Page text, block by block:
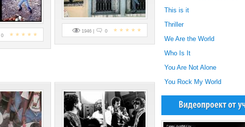
0
1946 | 0
This is it
Thriller
We Are the World
Who Is It
You Are Not Alone
You Rock My World